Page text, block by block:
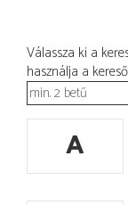
Válassza ki a
használja a
A